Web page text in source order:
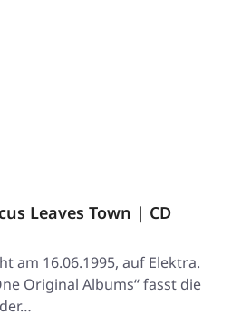
Leaves Town | CD
am 16.06.1995, auf Elektra.
Original Albums“ fasst die